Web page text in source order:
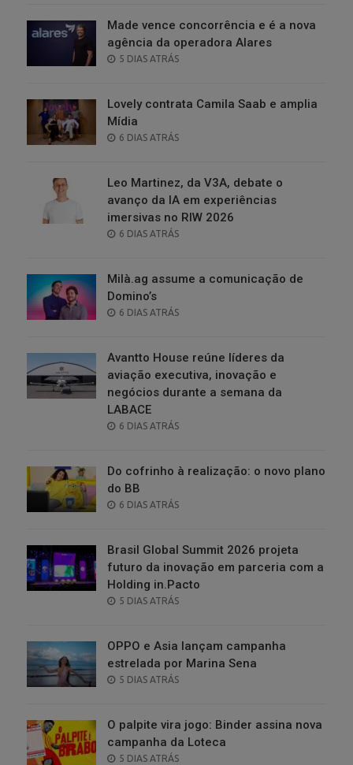
Made vence concorrência e é a nova
agência da operadora Alares
POSTED
5 DIAS ATRÁS
Lovely contrata Camila Saab e amplia
Mídia
POSTED
6 DIAS ATRÁS
Leo Martinez, da V3A, debate o
avanço da IA em experiências
imersivas no RIW 2026
POSTED
6 DIAS ATRÁS
Milà.ag assume a comunicação de
Domino’s
POSTED
6 DIAS ATRÁS
Avantto House reúne líderes da
aviação executiva, inovação e
negócios durante a semana da
LABACE
POSTED
6 DIAS ATRÁS
Do cofrinho à realização: o novo plano
do BB
POSTED
6 DIAS ATRÁS
Brasil Global Summit 2026 projeta
futuro da inovação em parceria com a
Holding in.Pacto
POSTED
5 DIAS ATRÁS
OPPO e Asia lançam campanha
estrelada por Marina Sena
POSTED
5 DIAS ATRÁS
O palpite vira jogo: Binder assina nova
campanha da Loteca
POSTED
5 DIAS ATRÁS